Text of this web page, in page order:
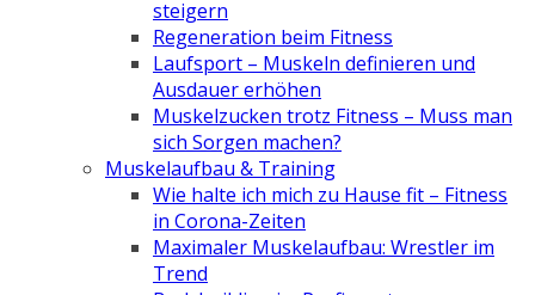
steigern
Regeneration beim Fitness
Laufsport – Muskeln definieren und
Ausdauer erhöhen
Muskelzucken trotz Fitness – Muss man
sich Sorgen machen?
Muskelaufbau & Training
Wie halte ich mich zu Hause fit – Fitness
in Corona-Zeiten
Maximaler Muskelaufbau: Wrestler im
Trend